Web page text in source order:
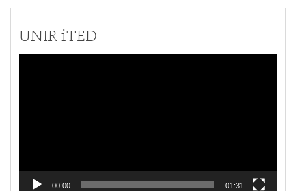
UNIR iTED
00:00 01:31